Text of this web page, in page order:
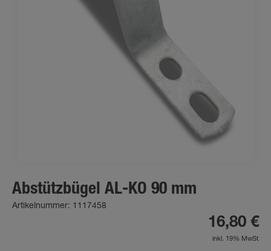
Abstützbügel AL-KO 90 mm
Artikelnummer: 1117458
16,80 €
inkl. 19% MwSt